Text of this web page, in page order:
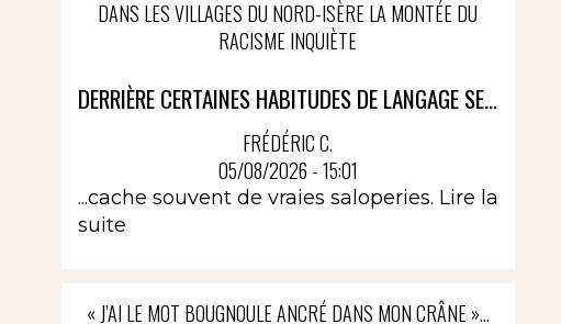
DANS LES VILLAGES DU NORD-ISÈRE LA MONTÉE DU
RACISME INQUIÈTE
DERRIÈRE CERTAINES HABITUDES DE LANGAGE SE...
FRÉDÉRIC C.
05/08/2026 - 15:01
...cache souvent de vraies saloperies. Lire la
suite
« J’AI LE MOT BOUGNOULE ANCRÉ DANS MON CRÂNE »…